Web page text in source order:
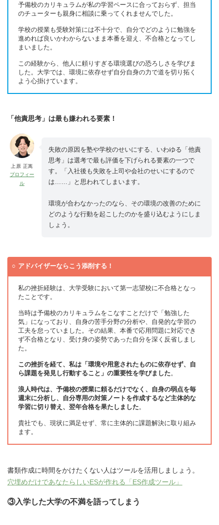
予備校のカリキュラムが私の学習ペースに合っておらず、担当
のチューターも親身に相談に乗ってくれませんでした。
学校の授業も受験対策には不十分で、自分でどのように勉強を
進めれば良いかわからないまま本番を迎え、不合格となってし
まいました。
この経験から、他人に頼りすぎる環境選びの恐ろしさを学びま
した。大学では、環境に依存せず自分自身の力で道を切り拓く
よう心掛けています。
「他責思考」は最も嫌われる要素！
上原 正嵩
プロフィー
ル
失敗の原因を塾や学校のせいにする、いわゆる「他責
思考」は選考で最も評価を下げられる要素の一つで
す。「入社後も失敗を上司や会社のせいにするので
は……」と思われてしまいます。
環境が合わなかったのなら、その環境の改善のために
どのような行動を起こしたのかを盛り込むようにしま
しょう。
アドバイザーならこう添削する！
私の挫折経験は、大学受験において第一志望校に不合格となっ
たことです。
当時は予備校のカリキュラムをこなすことだけで「勉強した
気」になっており、自身の苦手分野の分析や、自発的な学習の
工夫を怠っていました。その結果、本番で応用問題に対応でき
ず不合格となり、受け身の姿勢であった自分を深く反省しまし
た。
この挫折を経て、私は「環境や用意されたものに依存せず、自
ら課題を発見し行動すること」の重要性を学びました 。
浪人時代は、予備校の授業に頼るだけでなく、自身の弱点を毎
週末に分析し、自分専用の対策ノートを作成するなど主体的な
学習に切り替え、翌年合格を果たしました 。
貴社でも、現状に満足せず、常に主体的に課題解決に取り組み
ます。
書類作成に時間をかけたくない人はツールを活用しましょう。
穴埋めだけであなたらしいESが作れる「ES作成ツール」
③入学した大学の不満を語ってしまう